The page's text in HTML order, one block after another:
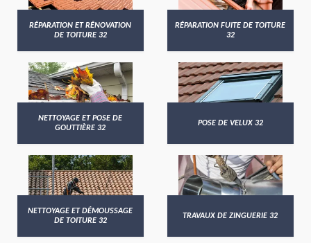
RÉPARATION ET RÉNOVATION
DE TOITURE 32
RÉPARATION FUITE DE TOITURE
32
NETTOYAGE ET POSE DE
GOUTTIÈRE 32
POSE DE VELUX 32
NETTOYAGE ET DÉMOUSSAGE
DE TOITURE 32
TRAVAUX DE ZINGUERIE 32